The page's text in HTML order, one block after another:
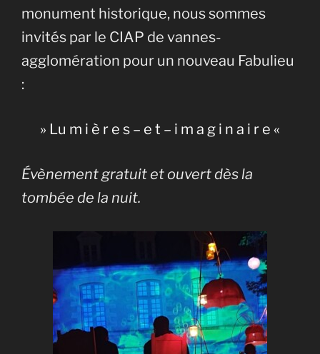
monument historique, nous sommes
invités par le CIAP de vannes-
agglomération pour un nouveau Fabulieu
:
» Lu m i è r e s – e t – i m a g i n a i r e «
Évènement gratuit et ouvert dès la
tombée de la nuit.